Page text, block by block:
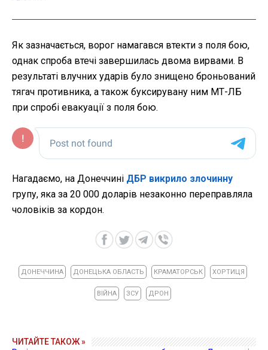
Як зазначається, ворог намагався втекти з поля бою,
однак спроба втечі завершилась двома вирвами. В
результаті влучних ударів було знищено броньований
тягач противника, а також буксирувану ним МТ-ЛБ
при спробі евакуації з поля бою.
Нагадаємо, на Донеччині ДБР викрило злочинну
групу, яка за 20 000 доларів незаконно переправляла
чоловіків за кордон.
ДОНЕЧЧИНА ДОНЕЦЬКА ОБЛАСТЬ КРАМАТОРСЬК ХОРТИЦЯ
ВІЙНА ЗСУ ДРОН
ЧИТАЙТЕ ТАКОЖ »